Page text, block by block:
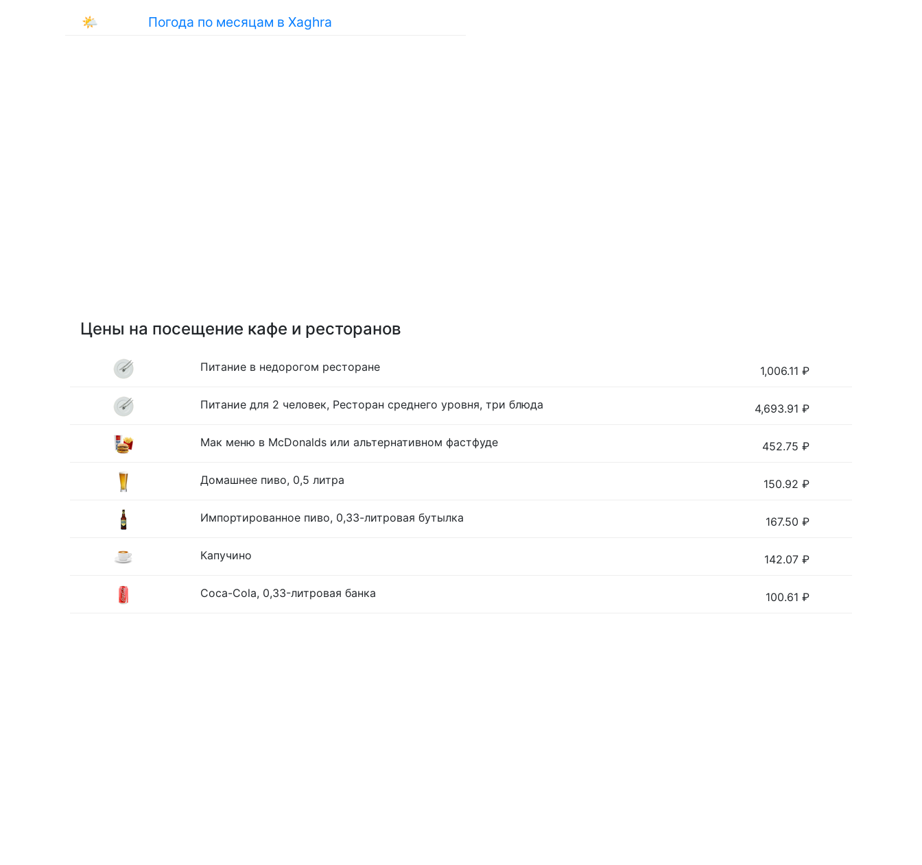
🌤 Погода по месяцам в Xaghra
Цены на посещение кафе и ресторанов
Питание в недорогом ресторане 1,006.11 ₽
Питание для 2 человек, Ресторан среднего уровня, три блюда 4,693.91 ₽
Мак меню в McDonalds или альтернативном фастфуде 452.75 ₽
Домашнее пиво, 0,5 литра 150.92 ₽
Импортированное пиво, 0,33-литровая бутылка 167.50 ₽
Капучино 142.07 ₽
Coca-Cola, 0,33-литровая банка 100.61 ₽